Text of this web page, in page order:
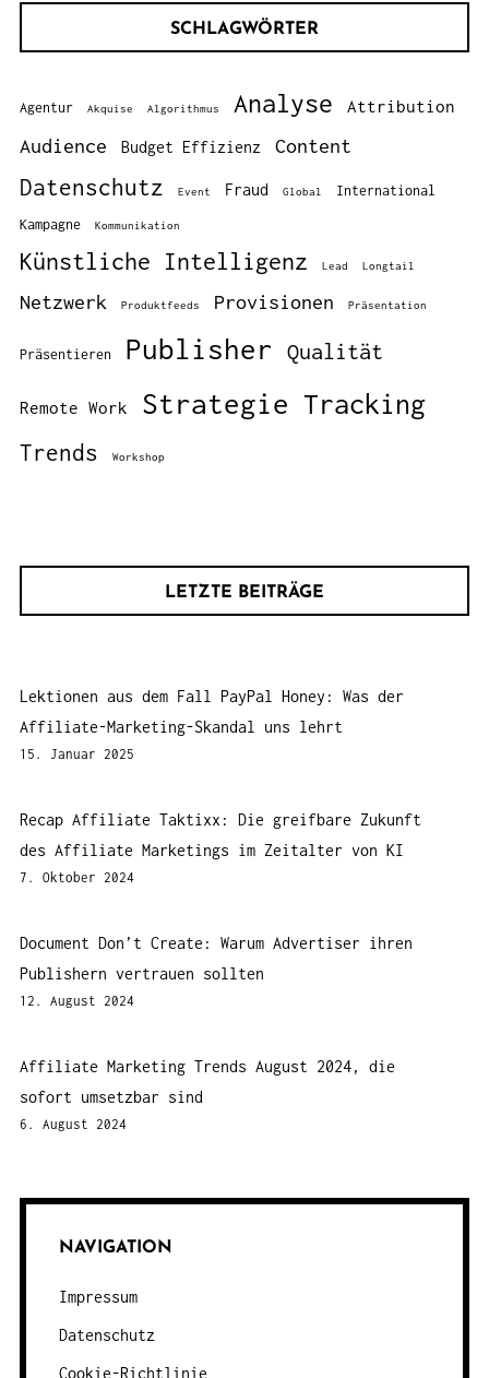
SCHLAGWÖRTER
Agentur Akquise Algorithmus Analyse Attribution
Audience Budget Effizienz Content
Datenschutz Event Fraud Global International
Kampagne Kommunikation
Künstliche Intelligenz Lead Longtail
Netzwerk Produktfeeds Provisionen Präsentation
Präsentieren Publisher Qualität
Remote Work Strategie Tracking
Trends Workshop
LETZTE BEITRÄGE
Lektionen aus dem Fall PayPal Honey: Was der
Affiliate-Marketing-Skandal uns lehrt
15. Januar 2025
Recap Affiliate Taktixx: Die greifbare Zukunft
des Affiliate Marketings im Zeitalter von KI
7. Oktober 2024
Document Don’t Create: Warum Advertiser ihren
Publishern vertrauen sollten
12. August 2024
Affiliate Marketing Trends August 2024, die
sofort umsetzbar sind
6. August 2024
NAVIGATION
Impressum
Datenschutz
Cookie-Richtlinie